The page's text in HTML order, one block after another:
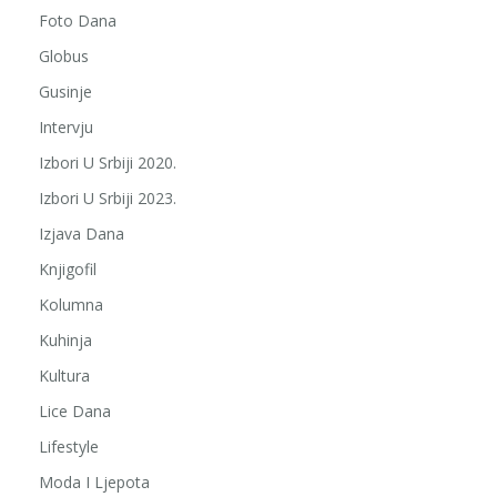
Foto Dana
Globus
Gusinje
Intervju
Izbori U Srbiji 2020.
Izbori U Srbiji 2023.
Izjava Dana
Knjigofil
Kolumna
Kuhinja
Kultura
Lice Dana
Lifestyle
Moda I Ljepota